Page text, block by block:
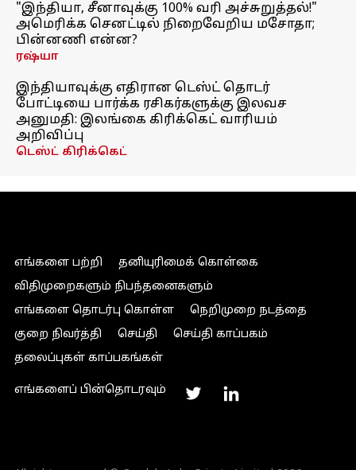
"இந்தியா, சீனாவுக்கு 100% வரி அச்சுறுத்தல்!"
அமெரிக்க செனட்டில் நிறைவேறிய மசோதா;
பின்னணி என்ன?
ரஷ்யா
இந்தியாவுக்கு எதிரான டெஸ்ட் தொடர்
போட்டியை பார்க்க ரசிகர்களுக்கு இலவச
அனுமதி: இலங்கை கிரிக்கெட் வாரியம்
அறிவிப்பு
டெஸ்ட் கிரிக்கெட்
எங்களை பற்றி
தனியுரிமைக் கொள்கை
விதிமுறைகளும் நிபந்தனைகளும்
எங்களை தொடர்பு கொள்ள
நெறிமுறை நடத்தை
குறை நிவர்த்தி
செய்தி
செய்தி காப்பகம்
தலைப்புகள் காப்பகங்கள்
எங்களைப் பின்தொடரவும்